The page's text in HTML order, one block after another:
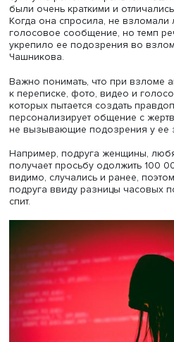
Докладчица подчеркнула:
социальной инженерии,
доступ к счетам или
дипфейка применяют
подделывают голос,
меньше ваших данных в
создать правдоподобный
Вышки.
Мошенники взламывают
нельзя переходить по
подлинности, даже если их
Докладчица рассказала, как
сумму на ремонт
были очень краткими и
Когда она спросила, не
голосовое сообщение, но
укрепило ее подозрения во
Чашникова.
Важно понимать, что при